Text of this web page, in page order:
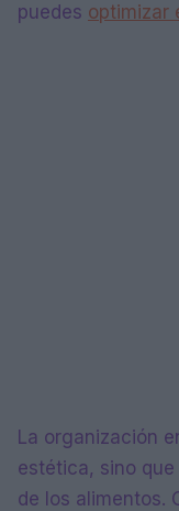
puedes optimizar
La organización
estética, sino
de los alimentos.